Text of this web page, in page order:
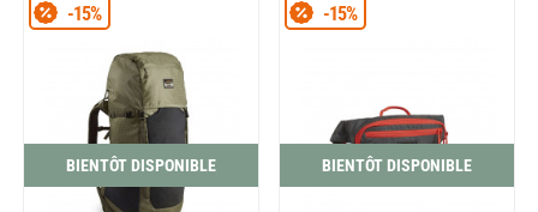
BIENTÔT DISPONIBLE
-15%
BIENTÔT DISPONIBLE
-15%